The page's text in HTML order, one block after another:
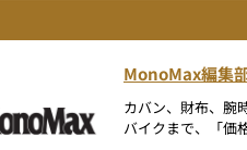
MonoMax編集
カバン、財布、腕
バイクまで、「価